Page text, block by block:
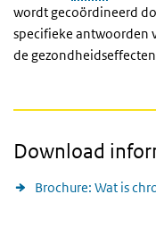
wordt gecoördineerd
specifieke antwoorden
de
Download
Brochure: Wat is